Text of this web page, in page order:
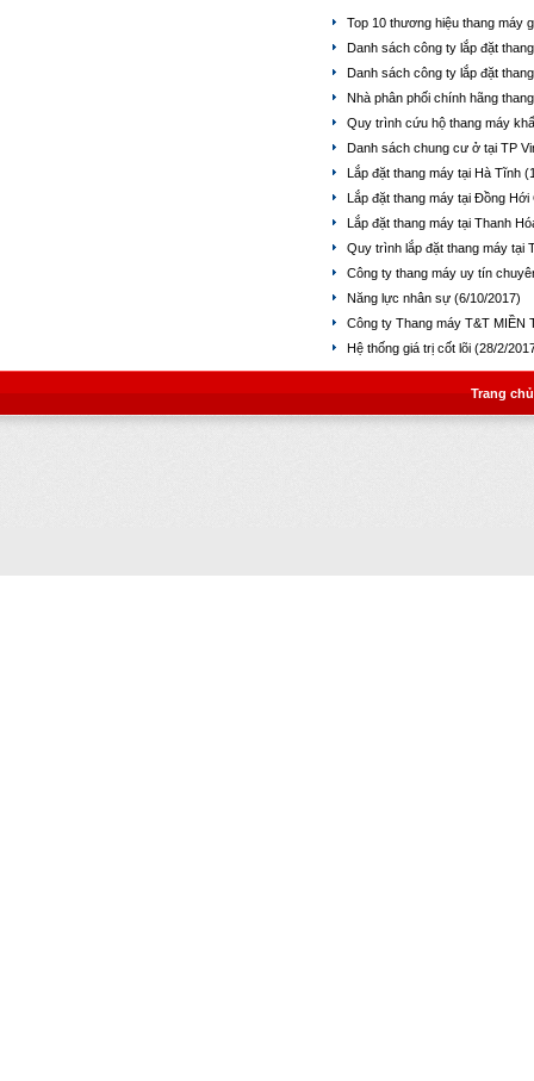
Top 10 thương hiệu thang máy
Danh sách công ty lắp đặt
Danh sách công ty lắp đặt
Nhà phân phối chính hãng
Quy trình cứu hộ thang máy
Danh sách chung cư ở tại TP
Lắp đặt thang máy tại Hà Tĩnh
Lắp đặt thang máy tại Đồng
Lắp đặt thang máy tại Thanh
Quy trình lắp đặt thang máy tại
Công ty thang máy uy tín
Năng lực nhân sự (6/10/2017)
Công ty Thang máy T&T MIỀN
Hệ thống giá trị cốt lõi (28/2/
Trang chủ